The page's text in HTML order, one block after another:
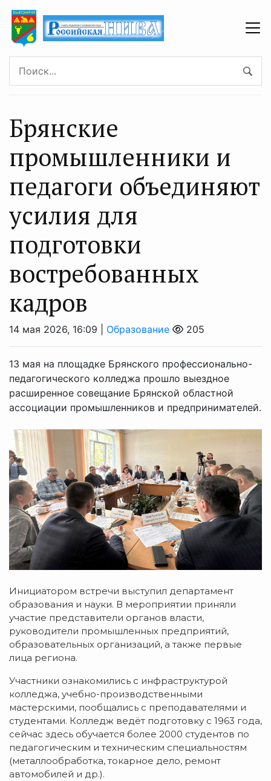
Брянские
промышленники и
педагоги объединяют
усилия для
подготовки
востребованных
кадров
14 мая 2026, 16:09 | Образование 205
13 мая на площадке Брянского профессионально-
педагогического колледжа прошло выездное
расширенное совещание Брянской областной
ассоциации промышленников и предпринимателей.
Инициатором встречи выступил департамент
образования и науки. В мероприятии приняли
участие представители органов власти,
руководители промышленных предприятий,
образовательных организаций, а также первые
лица региона.
Участники ознакомились с инфраструктурой
колледжа, учебно-производственными
мастерскими, пообщались с преподавателями и
студентами. Колледж ведёт подготовку с 1963 года,
сейчас здесь обучается более 2000 студентов по
педагогическим и техническим специальностям
(металлообработка, токарное дело, ремонт
автомобилей и др.).